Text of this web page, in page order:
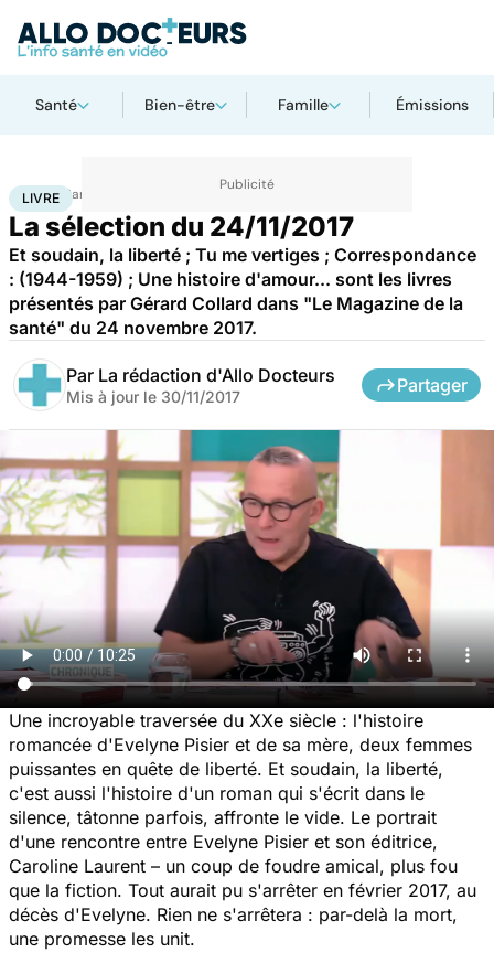
Santé Bien-être Famille Émissions
Accueil Santé
LIVRE
La sélection du 24/11/2017
Et soudain, la liberté ; Tu me vertiges ; Correspondance
: (1944-1959) ; Une histoire d'amour... sont les livres
présentés par Gérard Collard dans "Le Magazine de la
santé" du 24 novembre 2017.
Par La rédaction d'Allo Docteurs
Mis à jour le 30/11/2017
Partager
Une incroyable traversée du XXe siècle : l'histoire
romancée d'Evelyne Pisier et de sa mère, deux femmes
puissantes en quête de liberté. Et soudain, la liberté,
c'est aussi l'histoire d'un roman qui s'écrit dans le
silence, tâtonne parfois, affronte le vide. Le portrait
d'une rencontre entre Evelyne Pisier et son éditrice,
Caroline Laurent – un coup de foudre amical, plus fou
que la fiction. Tout aurait pu s'arrêter en février 2017, au
décès d'Evelyne. Rien ne s'arrêtera : par-delà la mort,
une promesse les unit.